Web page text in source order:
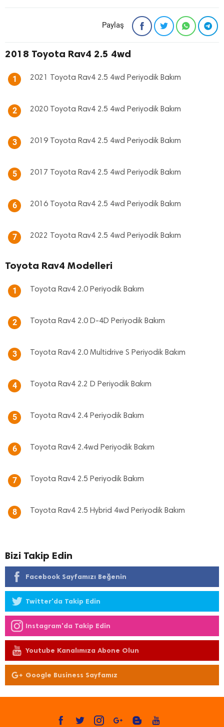
Paylaş
2018 Toyota Rav4 2.5 4wd
1 2021 Toyota Rav4 2.5 4wd Periyodik Bakım
2 2020 Toyota Rav4 2.5 4wd Periyodik Bakım
3 2019 Toyota Rav4 2.5 4wd Periyodik Bakım
5 2017 Toyota Rav4 2.5 4wd Periyodik Bakım
6 2016 Toyota Rav4 2.5 4wd Periyodik Bakım
7 2022 Toyota Rav4 2.5 4wd Periyodik Bakım
Toyota Rav4 Modelleri
1 Toyota Rav4 2.0 Periyodik Bakım
2 Toyota Rav4 2.0 D-4D Periyodik Bakım
3 Toyota Rav4 2.0 Multidrive S Periyodik Bakım
4 Toyota Rav4 2.2 D Periyodik Bakım
5 Toyota Rav4 2.4 Periyodik Bakım
6 Toyota Rav4 2.4wd Periyodik Bakım
7 Toyota Rav4 2.5 Periyodik Bakım
8 Toyota Rav4 2.5 Hybrid 4wd Periyodik Bakım
Bizi Takip Edin
Facebook Sayfamızı Beğenin
Twitter'da Takip Edin
Instagram'da Takip Edin
Youtube Kanalımıza Abone Olun
Google Business Sayfamız